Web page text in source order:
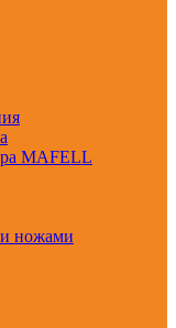
MAFELL
ножами